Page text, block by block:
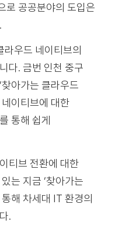
로 공공분야의 도입은
우드 네이티브의
다. 금번 인천 중구
아가는 클라우드
이티브에 대한
통해 쉽게
티브 전환에 대한
는 지금 ‘찾아가는
해 차세대 IT 환경의
.